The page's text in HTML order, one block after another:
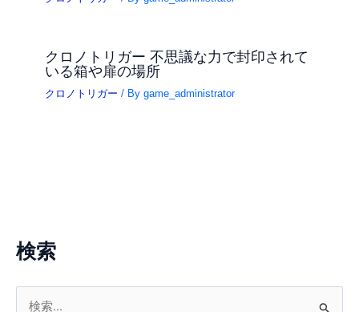
検索
クロノトリガー 不思議な力で封印されて
いる箱や扉の場所
クロノトリガー / Bygame_administrator